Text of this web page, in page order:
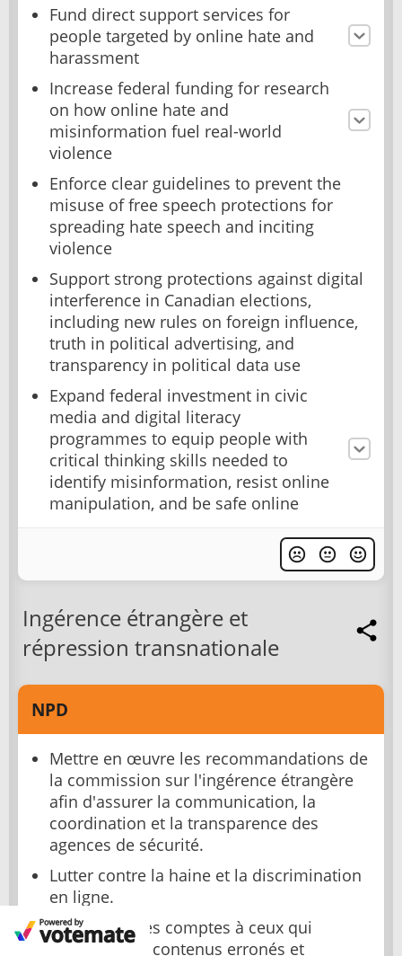
Fund direct support services for
people targeted by online hate and
harassment
Increase federal funding for research
on how online hate and
misinformation fuel real-world
violence
Enforce clear guidelines to prevent the
misuse of free speech protections for
spreading hate speech and inciting
violence
Support strong protections against digital
interference in Canadian elections,
including new rules on foreign influence,
truth in political advertising, and
transparency in political data use
Expand federal investment in civic
media and digital literacy
programmes to equip people with
critical thinking skills needed to
identify misinformation, resist online
manipulation, and be safe online
Ingérence étrangère et
répression transnationale
NPD
Mettre en œuvre les recommandations de
la commission sur l'ingérence étrangère
afin d'assurer la communication, la
coordination et la transparence des
agences de sécurité.
Lutter contre la haine et la discrimination
en ligne.
Demander des comptes à ceux qui
diffusent des contenus erronés et